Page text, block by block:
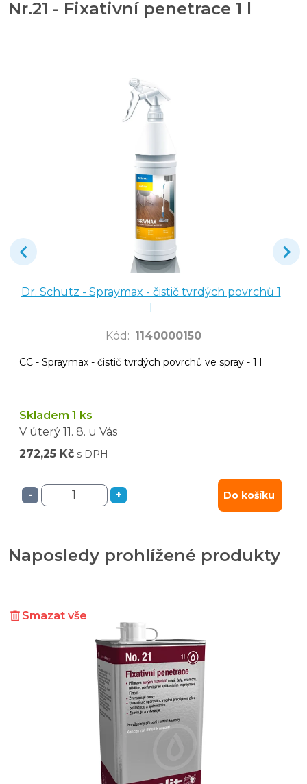
Nr.21 - Fixativní penetrace 1 l
Dr. Schutz - Spraymax - čistič tvrdých povrchů 1
Kód : 1140000150
CC - Spraymax - čistič tvrdých povrchů ve spray - 1 l
Skladem 1 ks
V úterý 11. 8. u Vás
272,25 Kč s DPH
- + Do košíku
Naposledy prohlížené produkty
Smazat vše